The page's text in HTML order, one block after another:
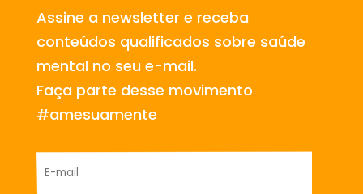
Assine a newsletter e receba
conteúdos qualificados sobre saúde
mental no seu e-mail.
Faça parte desse movimento
#amesuamente